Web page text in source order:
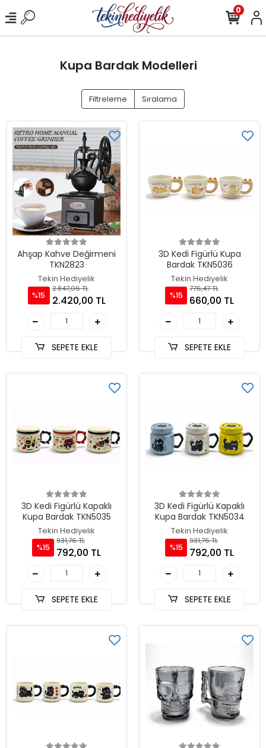
0
Kupa Bardak Modelleri
Filtreleme Sıralama
Ahşap Kahve Değirmeni
TKN2823
Tekin Hediyelik
%15
2.847,06 TL
2.420,00 TL
SEPETE EKLE
3D Kedi Figürlü Kupa
Bardak TKN5036
Tekin Hediyelik
%15
776,47 TL
660,00 TL
SEPETE EKLE
3D Kedi Figürlü Kapaklı
Kupa Bardak TKN5035
Tekin Hediyelik
%15
931,76 TL
792,00 TL
SEPETE EKLE
3D Kedi Figürlü Kapaklı
Kupa Bardak TKN5034
Tekin Hediyelik
%15
931,76 TL
792,00 TL
SEPETE EKLE